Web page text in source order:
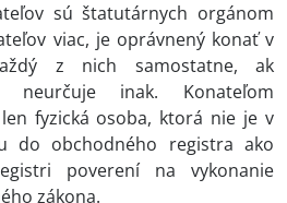
sú štatutárnych orgánom
viac, je oprávnený konať v
z nich samostatne, ak
neurčuje inak. Konateľom
fyzická osoba, ktorá nie je v
do obchodného registra ako
poverení na vykonanie
zákona.